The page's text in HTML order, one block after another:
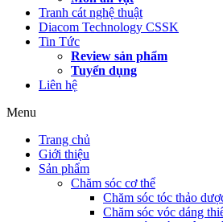
Tranh cát nghệ thuật
Diacom Technology CSSK
Tin Tức
Review sản phẩm
Tuyển dụng
Liên hệ
Menu
Trang chủ
Giới thiệu
Sản phẩm
Chăm sóc cơ thể
Chăm sóc tóc thảo
Chăm sóc vóc dáng